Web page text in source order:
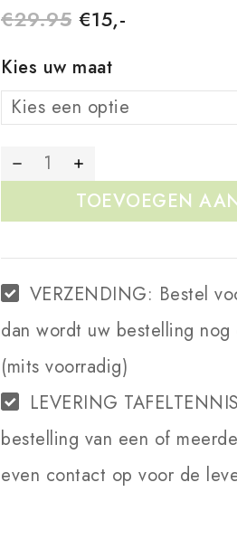
€29.95 €15,-
Kies uw maat
TOEVOEGEN
VERZENDING: Bestel
dan wordt uw bestelling
(mits voorradig)
LEVERING
bestelling van een of
even contact op voor de